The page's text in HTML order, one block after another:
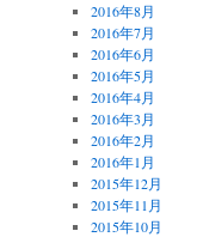
2016年8月
2016年7月
2016年6月
2016年5月
2016年4月
2016年3月
2016年2月
2016年1月
2015年12月
2015年11月
2015年10月